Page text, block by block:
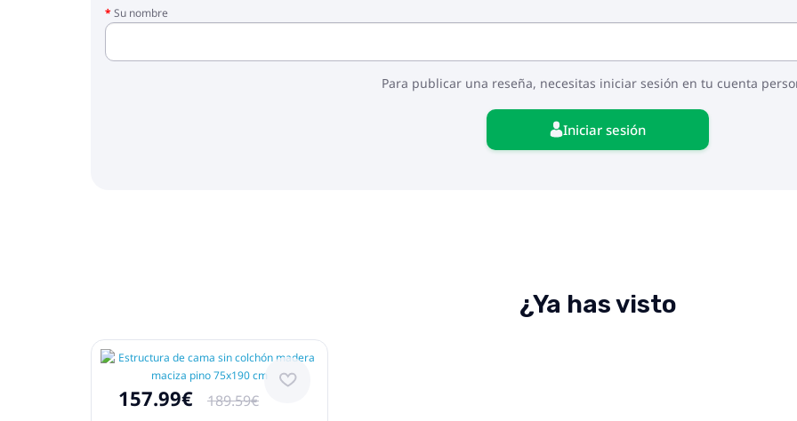
Su nombre
Para publicar una reseña, necesitas iniciar sesión en tu cuenta
Iniciar sesión
¿Ya has visto
157.99€ 189.59€